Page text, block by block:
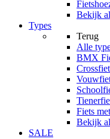
Bekijk
Types
Terug
Alle
BMX
Fiets
Bekijk
SALE